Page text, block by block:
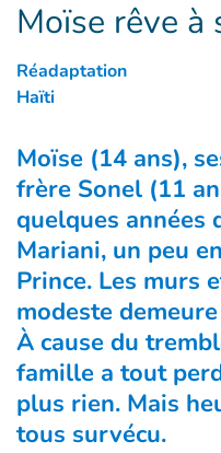
Moïse rêve à
Réadaptation
Haïti
Moïse (14 ans),
frère Sonel (11
quelques années
Mariani, un peu
Prince. Les murs
modeste
À cause du
famille a tout
plus rien. Mais
tous survécu.